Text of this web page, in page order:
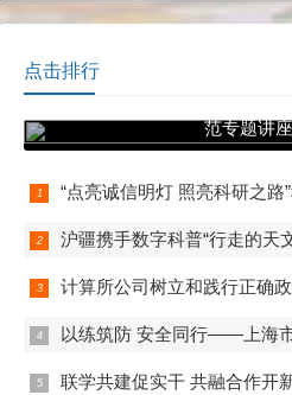
点击排行
“点亮诚信明灯 照亮科研之
范专题讲
“点亮诚信明灯 照亮科研之路”科
沪疆携手数字科普“行走的天
计算所公司树立和践行正确政
以练筑防 安全同行——上海市计算技术研究所
联学共建促实干 共融合作开新局，申腾公司